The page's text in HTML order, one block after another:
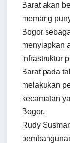
Barat akan
memang
Bogor
menyiapkan
infrastruktur
Barat pada
melakukan
kecamatan
Bogor.
Rudy